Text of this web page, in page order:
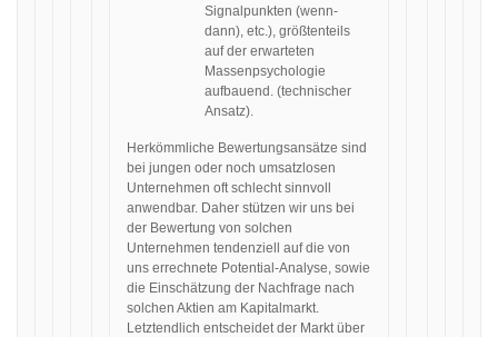
Signalpunkten (wenn-
dann), etc.), größtenteils
auf der erwarteten
Massenpsychologie
aufbauend. (technischer
Ansatz).
Herkömmliche Bewertungsansätze sind
bei jungen oder noch umsatzlosen
Unternehmen oft schlecht sinnvoll
anwendbar. Daher stützen wir uns bei
der Bewertung von solchen
Unternehmen tendenziell auf die von
uns errechnete Potential-Analyse, sowie
die Einschätzung der Nachfrage nach
solchen Aktien am Kapitalmarkt.
Letztendlich entscheidet der Markt über